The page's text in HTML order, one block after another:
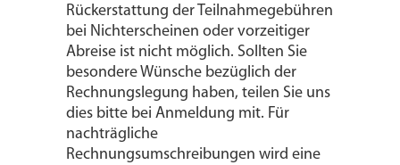
Rückerstattung der Teilnahmegebühren
bei Nichterscheinen oder vorzeitiger
Abreise ist nicht möglich. Sollten Sie
besondere Wünsche bezüglich der
Rechnungslegung haben, teilen Sie uns
dies bitte bei Anmeldung mit. Für
nachträgliche
Rechnungsumschreibungen wird eine